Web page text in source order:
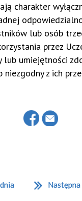
charakter
lub osób
przez
lub umiejętności
niezgodny z ich
Następna